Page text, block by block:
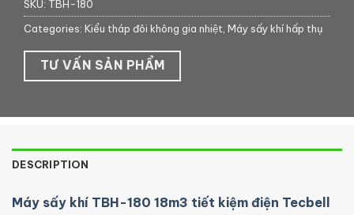
SKU: TBH-180
Categories: Kiểu tháp đôi không gia nhiệt Máy sấy khí hấp thụ
TƯ VẤN SẢN PHẨM
DESCRIPTION
Máy sấy khí TBH-180 18m3 tiết kiệm điện Tecbell